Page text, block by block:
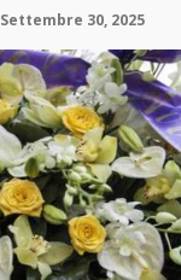
Settembre 30, 2025